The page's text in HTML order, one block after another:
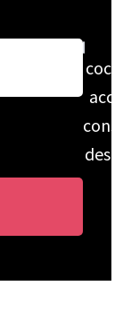
des